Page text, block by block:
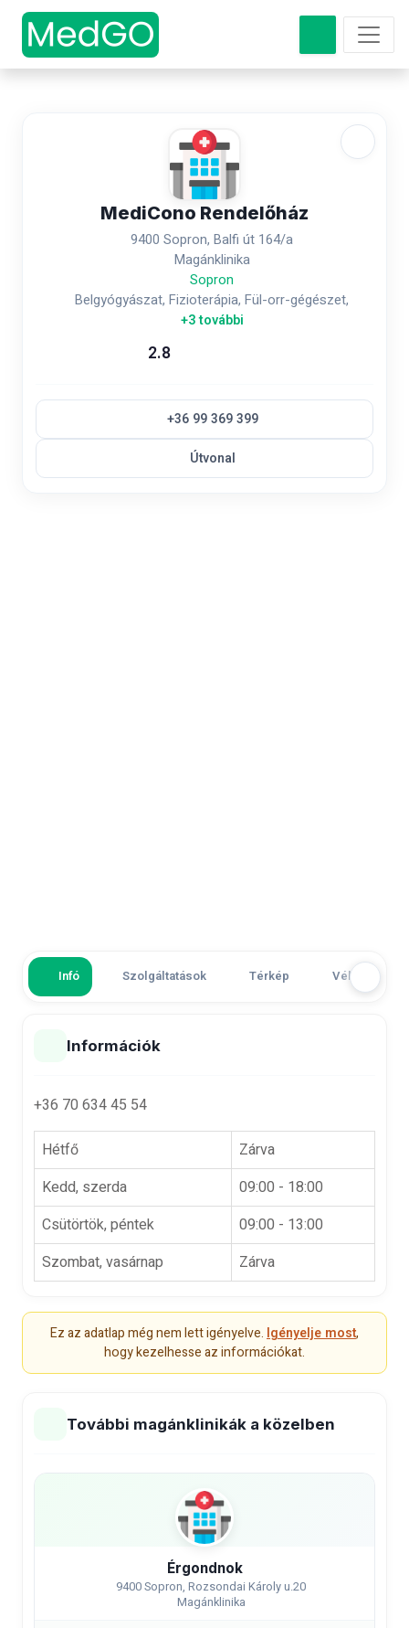
MediCono Rendelőház
9400 Sopron, Balfi út 164/a
Magánklinika
Sopron
Belgyógyászat, Fizioterápia, Fül-orr-gégészet,
+3 további
2.8
+36 99 369 399
Útvonal
Infó Szolgáltatások Térkép Vélemények
Információk
+36 70 634 45 54
Hétfő
Zárva
Kedd, szerda
09:00 - 18:00
Csütörtök, péntek
09:00 - 13:00
Szombat, vasárnap
Zárva
Ez az adatlap még nem lett igényelve. Igényelje most,
hogy kezelhesse az információkat.
További magánklinikák a közelben
Érgondnok
9400 Sopron, Rozsondai Károly u.20
Magánklinika